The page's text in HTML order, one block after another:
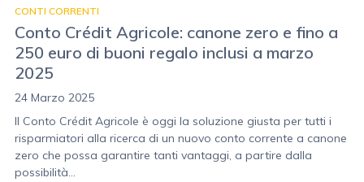
CONTI CORRENTI
Conto Crédit Agricole: canone zero e fino a
250 euro di buoni regalo inclusi a marzo
2025
24 Marzo 2025
Il Conto Crédit Agricole è oggi la soluzione giusta per tutti i
risparmiatori alla ricerca di un nuovo conto corrente a canone
zero che possa garantire tanti vantaggi, a partire dalla
possibilità...